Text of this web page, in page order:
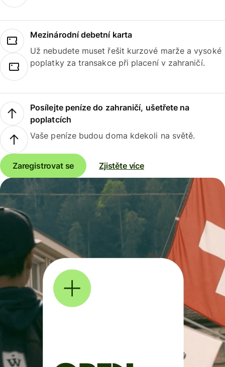
Mezinárodní debetní karta
Už nebudete muset řešit kurzové marže a vysoké
poplatky za transakce při placení v zahraničí.
Posílejte peníze do zahraničí, ušetřete na
poplatcích
Vaše peníze budou doma kdekoli na světě.
Zaregistrovat se Zjistěte více